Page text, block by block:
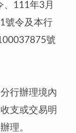
111年3月
號令及本行
號
行辦理境內
支或交易明
理。